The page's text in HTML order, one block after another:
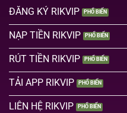
ĐĂNG KÝ RIKVIP
NẠP TIỀN RIKVIP
RÚT TIỀN RIKVIP
TẢI APP RIKVIP
LIÊN HỆ RIKVIP